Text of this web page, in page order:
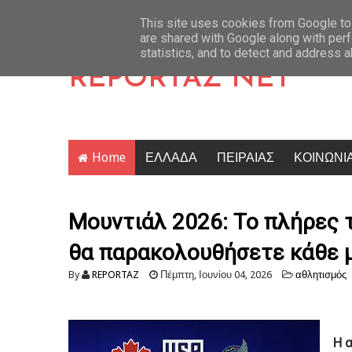
Latest News
νεκρός σε όχημα στα Άνω Λιόσια Σοβαρό επεισόδιο έξω από
REPORTAZ NET
Home ΕΛΛΑΔΑ ΠΕΙΡΑΙΑΣ
Μουντιάλ 2026: Το πλήρες
θα παρακολουθήσετε κάθε
By REPORTAZ Πέμπτη, Ιουνίου 04, 2026 αθλητισμός
Η
This site uses cookies from Google
are shared with Google along with
statistics, and to detect and address